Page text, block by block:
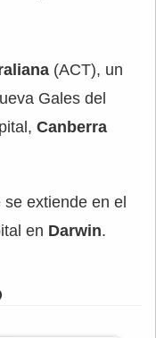
(ACT), un
Gales del
Canberra
se extiende en el
en Darwin.